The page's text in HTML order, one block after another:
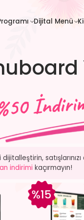
Fiyatlar
Dijital Menü
satışlarınızı
indirimi kaçırmayın!